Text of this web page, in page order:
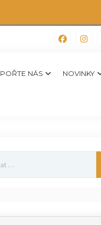
NÁS NOVINKY